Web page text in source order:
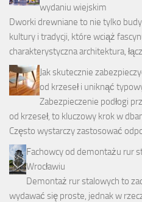
wydaniu wiejskim
Dworki drewniane to nie tylko
kultury i tradycji, które wciąż
charakterystyczna architektura,
Jak skutecznie
od krzeseł i uniknąć
Zabezpieczenie podłogi
od krzeseł, to kluczowy krok w
Często wystarczy zastosować
Fachowcy od demontażu rur
Wrocławiu
Demontaż rur stalowych to
wydawać się proste, jednak w